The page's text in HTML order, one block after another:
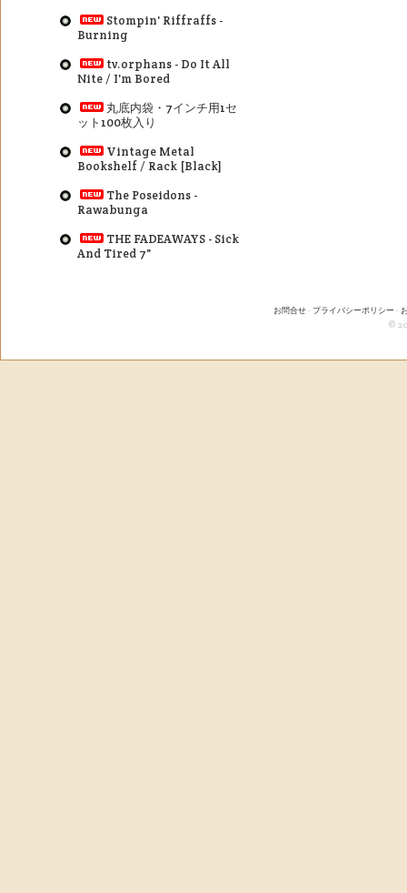
Stompin' Riffraffs -
Burning
tv.orphans - Do It All
Nite / I'm Bored
丸底内袋・7インチ用1セ
ット100枚入り
Vintage Metal
Bookshelf / Rack [Black]
The Poseidons -
Rawabunga
THE FADEAWAYS - Sick
And Tired 7"
お問合せ- プライバシーポリシー-
©